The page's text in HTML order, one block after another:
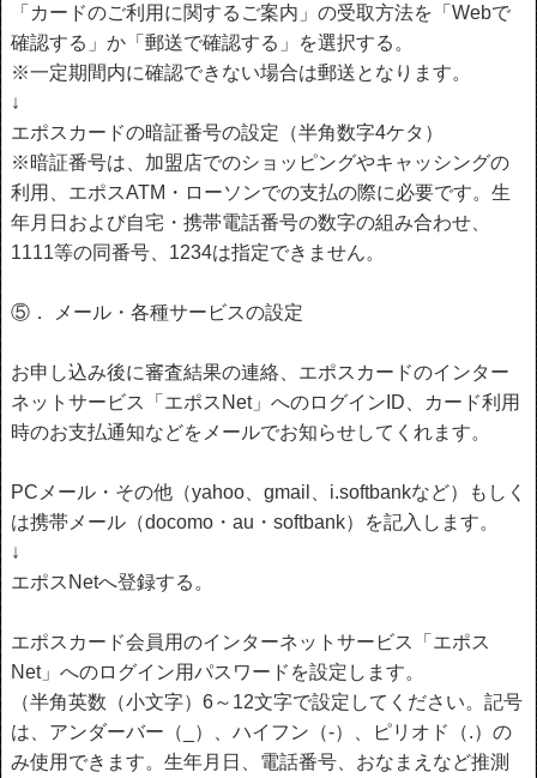
「カードのご利用に関するご案内」の受取方法を「Webで
確認する」か「郵送で確認する」を選択する。
※一定期間内に確認できない場合は郵送となります。
↓
エポスカードの暗証番号の設定（半角数字4ケタ）
※暗証番号は、加盟店でのショッピングやキャッシングの
利用、エポスATM・ローソンでの支払の際に必要です。生
年月日および自宅・携帯電話番号の数字の組み合わせ、
1111等の同番号、1234は指定できません。
⑤． メール・各種サービスの設定
お申し込み後に審査結果の連絡、エポスカードのインター
ネットサービス「エポスNet」へのログインID、カード利用
時のお支払通知などをメールでお知らせしてくれます。
PCメール・その他（yahoo、gmail、i.softbankなど）もしく
は携帯メール（docomo・au・softbank）を記入します。
↓
エポスNetへ登録する。
エポスカード会員用のインターネットサービス「エポス
Net」へのログイン用パスワードを設定します。
（半角英数（小文字）6～12文字で設定してください。記号
は、アンダーバー（_）、ハイフン（-）、ピリオド（.）の
み使用できます。生年月日、電話番号、おなまえなど推測